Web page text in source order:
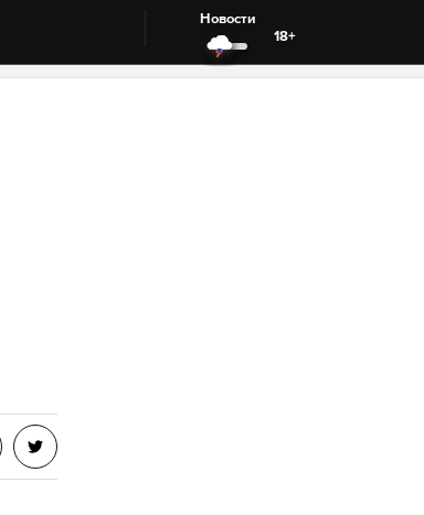
Новости
18+